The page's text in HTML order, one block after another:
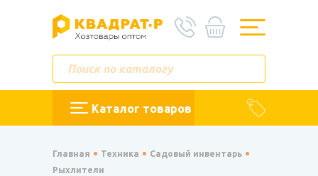
Каталог товаров
Главная Техника
Садовый инвентарь
Рыхлители